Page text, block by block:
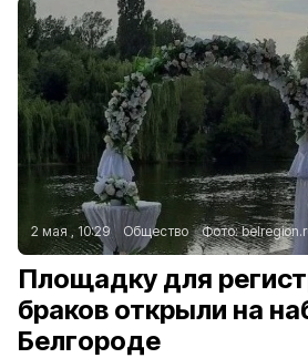
2 мая , 10:29 Общество Фото:
Площадку для
браков открыли на
Белгороде